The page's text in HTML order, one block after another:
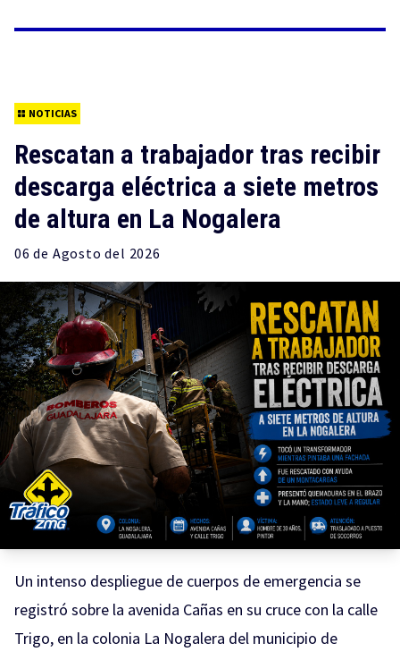
NOTICIAS
Rescatan a trabajador tras recibir
descarga eléctrica a siete metros
de altura en La Nogalera
06 de Agosto del 2026
Un intenso despliegue de cuerpos de emergencia se
registró sobre la avenida Cañas en su cruce con la calle
Trigo, en la colonia La Nogalera del municipio de